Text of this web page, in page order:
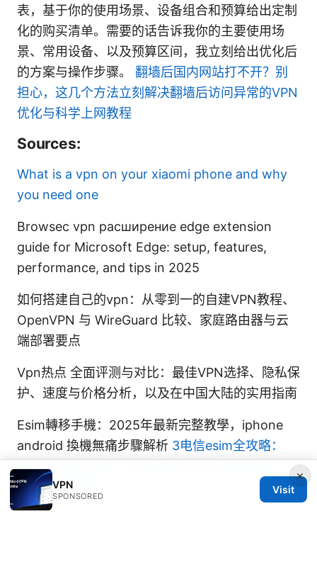
表，基于你的使用场景、设备组合和预算给出定制
化的购买清单。需要的话告诉我你的主要使用场
景、常用设备、以及预算区间，我立刻给出优化后
的方案与操作步骤。 翻墙后国内网站打不开？别
担心，这几个方法立刻解决翻墙后访问异常的VPN
优化与科学上网教程
Sources:
What is a vpn on your xiaomi phone and why
you need one
Browsec vpn расширение edge extension
guide for Microsoft Edge: setup, features,
performance, and tips in 2025
如何搭建自己的vpn：从零到一的自建VPN教程、
OpenVPN 与 WireGuard 比较、家庭路由器与云
端部署要点
Vpn热点 全面评测与对比：最佳VPN选择、隐私保
护、速度与价格分析，以及在中国大陆的实用指南
Esim轉移手機：2025年最新完整教學，iphone
android 換機無痛步驟解析 3电信esim全攻略：
2025年如何办理、支持设备及常见问题解答 与
VPN使用指南
×
VPN
SPONSORED
Visit